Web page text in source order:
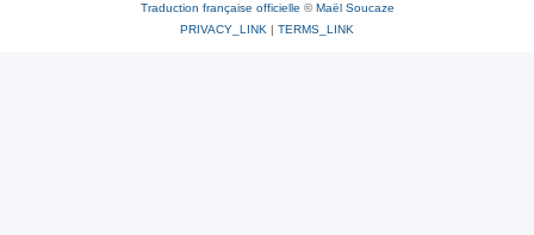
Traduction française officielle ©Maël Soucaze
PRIVACY_LINK | TERMS_LINK